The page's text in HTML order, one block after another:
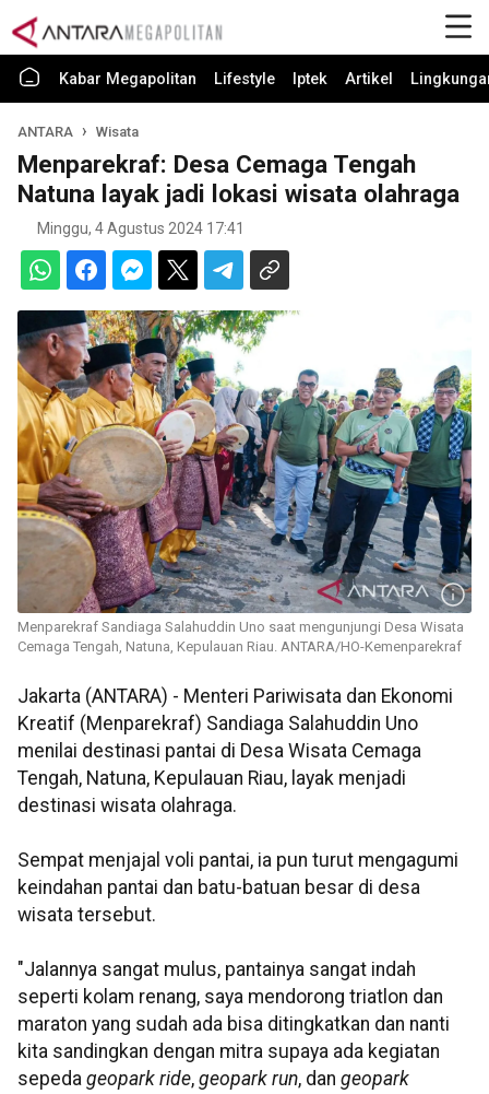
Kabar Megapolitan Lifestyle Iptek Artikel
ANTARA Wisata
Menparekraf: Desa Cemaga Tengah
Natuna layak jadi lokasi wisata olahraga
Minggu, 4 Agustus 2024 17:41
Menparekraf Sandiaga Salahuddin Uno saat mengunjungi Desa Wisata
Cemaga Tengah, Natuna, Kepulauan Riau. ANTARA/HO-Kemenparekraf
Jakarta (ANTARA) - Menteri Pariwisata dan Ekonomi
Kreatif (Menparekraf) Sandiaga Salahuddin Uno
menilai destinasi pantai di Desa Wisata Cemaga
Tengah, Natuna, Kepulauan Riau, layak menjadi
destinasi wisata olahraga.
Sempat menjajal voli pantai, ia pun turut mengagumi
keindahan pantai dan batu-batuan besar di desa
wisata tersebut.
"Jalannya sangat mulus, pantainya sangat indah
seperti kolam renang, saya mendorong triatlon dan
maraton yang sudah ada bisa ditingkatkan dan nanti
kita sandingkan dengan mitra supaya ada kegiatan
sepeda geopark ride, geopark run, dan geopark